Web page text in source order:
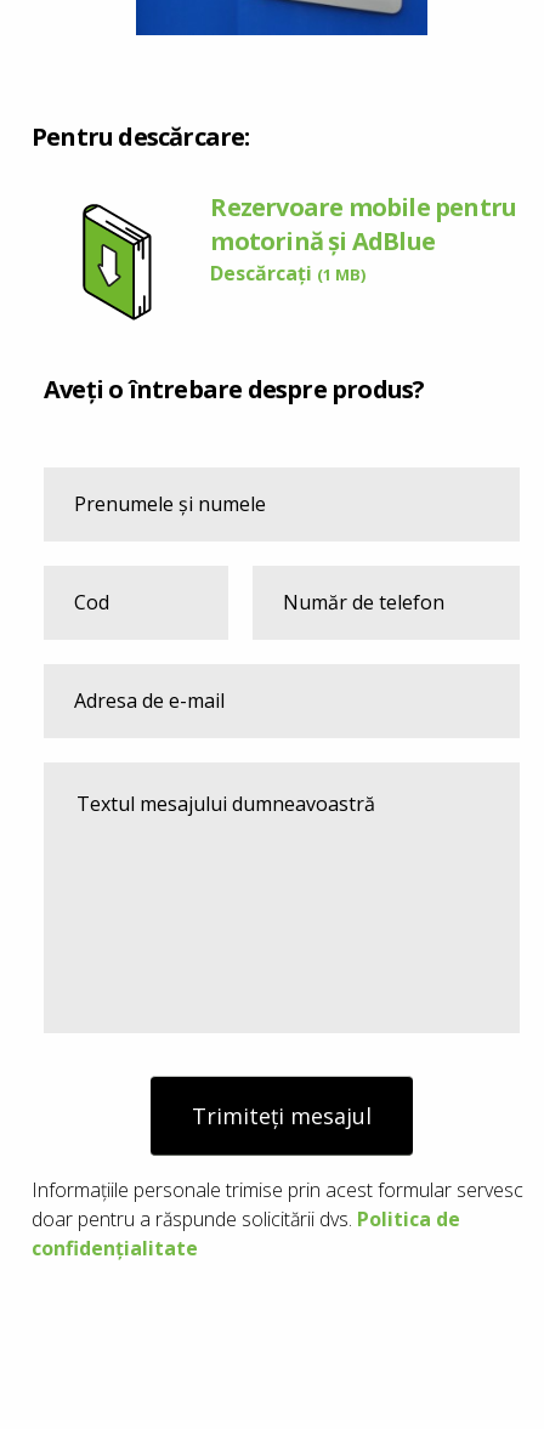
Pentru descărcare:
Rezervoare mobile pentru
motorină și AdBlue
Descărcați (1 MB)
Aveți o întrebare despre produs?
Trimiteți mesajul
Informațiile personale trimise prin acest formular servesc
doar pentru a răspunde solicitării dvs. Politica de
confidențialitate